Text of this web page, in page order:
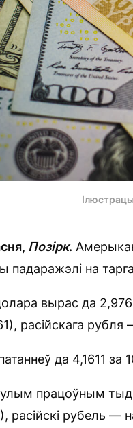
Позірк.
падаражэлі на
вырас да
расійскага
да 4,1611 за
працоўным
расійскі рубель —